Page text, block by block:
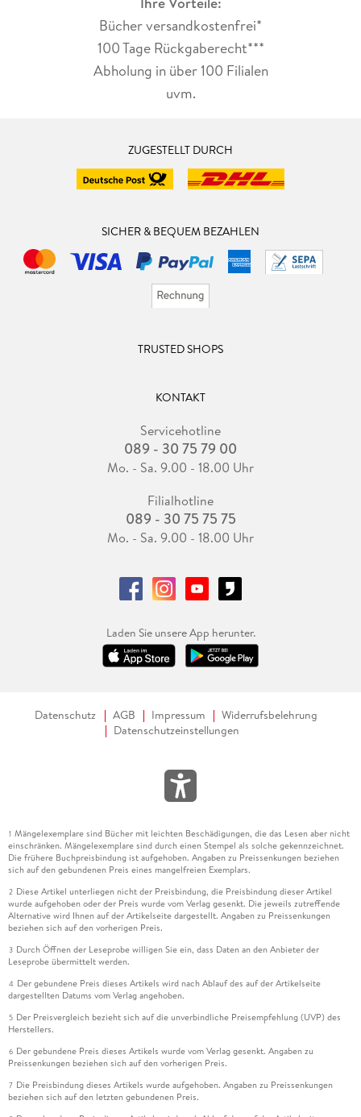
Bücher versandkostenfrei*
100 Tage Rückgaberecht***
Abholung in über 100 Filialen
uvm.
ZUGESTELLT DURCH
SICHER & BEQUEM BEZAHLEN
TRUSTED SHOPS
KONTAKT
Servicehotline
089 - 30 75 79 00
Mo. - Sa. 9.00 - 18.00 Uhr
Filialhotline
089 - 30 75 75 75
Mo. - Sa. 9.00 - 18.00 Uhr
Laden Sie unsere App herunter.
Datenschutz AGB Impressum
Widerrufsbelehrung
Datenschutzeinstellungen
1 Mängelexemplare sind Bücher mit leichten Beschädigungen, die das Lesen aber nicht
einschränken. Mängelexemplare sind durch einen Stempel als solche gekennzeichnet.
Die frühere Buchpreisbindung ist aufgehoben. Angaben zu Preissenkungen beziehen
sich auf den gebundenen Preis eines mangelfreien Exemplars.
2 Diese Artikel unterliegen nicht der Preisbindung, die Preisbindung dieser Artikel
wurde aufgehoben oder der Preis wurde vom Verlag gesenkt. Die jeweils zutreffende
Alternative wird Ihnen auf der Artikelseite dargestellt. Angaben zu Preissenkungen
beziehen sich auf den vorherigen Preis.
3 Durch Öffnen der Leseprobe willigen Sie ein, dass Daten an den Anbieter der
Leseprobe übermittelt werden.
4 Der gebundene Preis dieses Artikels wird nach Ablauf des auf der Artikelseite
dargestellten Datums vom Verlag angehoben.
5 Der Preisvergleich bezieht sich auf die unverbindliche Preisempfehlung (UVP) des
Herstellers.
6 Der gebundene Preis dieses Artikels wurde vom Verlag gesenkt. Angaben zu
Preissenkungen beziehen sich auf den vorherigen Preis.
7 Die Preisbindung dieses Artikels wurde aufgehoben. Angaben zu Preissenkungen
beziehen sich auf den letzten gebundenen Preis.